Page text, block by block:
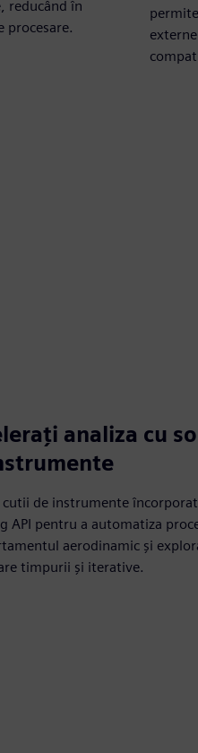
reducând în
procesare.
analiza cu
de instrumente
API pentru a automatiza
aerodinamic și
timpurii și iterative.